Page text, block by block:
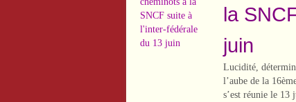
la
juin
Lucidité,
l’aube de la
s’est réunie le 13